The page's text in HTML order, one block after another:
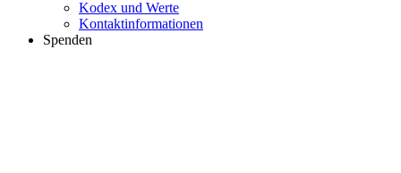
Kodex und Werte
Kontaktinformationen
Spenden